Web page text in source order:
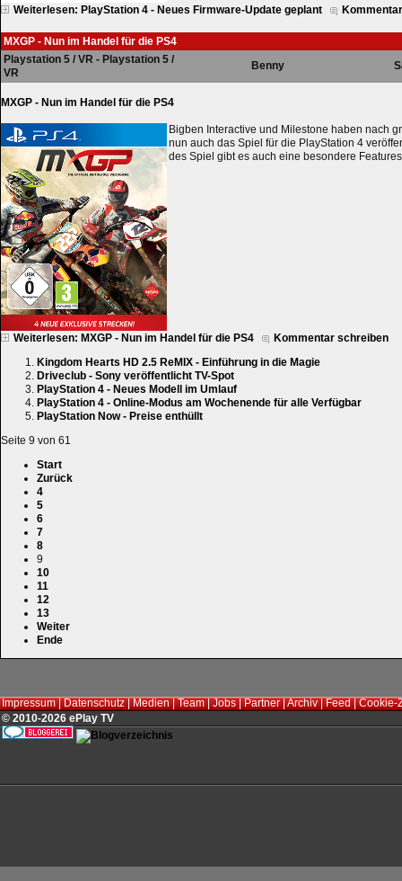
Weiterlesen: PlayStation 4 - Neues Firmware-Update geplant
MXGP - Nun im Handel für die PS4
Playstation 5 / VR - Playstation 5 /
VR
Benny
MXGP - Nun im Handel für die PS4
Bigben Interactive und Milestone haben nach
nun auch das Spiel für die PlayStation 4
des Spiel gibt es auch eine besondere
Weiterlesen: MXGP - Nun im Handel für die PS4
Kommentar schreiben
Kingdom Hearts HD 2.5 ReMIX - Einführung in die Magie
Driveclub - Sony veröffentlicht TV-Spot
PlayStation 4 - Neues Modell im Umlauf
PlayStation 4 - Online-Modus am Wochenende für alle Verfügbar
PlayStation Now - Preise enthüllt
Seite 9 von 61
Start
Zurück
4
5
6
7
8
9
10
11
12
13
Weiter
Ende
Impressum|Datenschutz|Medien|Team|Jobs|Partner|Archiv|Feed|Cookie-
© 2010-2026 ePlay TV